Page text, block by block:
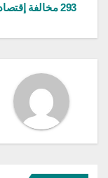
293 مخالفة إقتصادية